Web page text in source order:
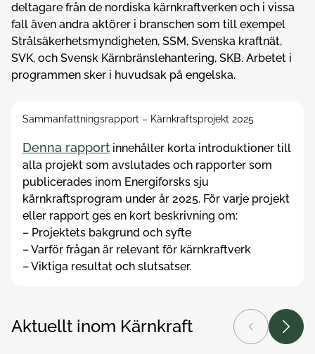
deltagare från de nordiska kärnkraftverken och i vissa
fall även andra aktörer i branschen som till exempel
Strålsäkerhetsmyndigheten, SSM, Svenska kraftnät,
SVK, och Svensk Kärnbränslehantering, SKB. Arbetet i
programmen sker i huvudsak på engelska.
Sammanfattningsrapport – Kärnkraftsprojekt 2025
Denna rapport innehåller korta introduktioner till
alla projekt som avslutades och rapporter som
publicerades inom Energiforsks sju
kärnkraftsprogram under år 2025. För varje projekt
eller rapport ges en kort beskrivning om:
– Projektets bakgrund och syfte
– Varför frågan är relevant för kärnkraftverk
– Viktiga resultat och slutsatser.
Aktuellt inom Kärnkraft FöregåendeNästa